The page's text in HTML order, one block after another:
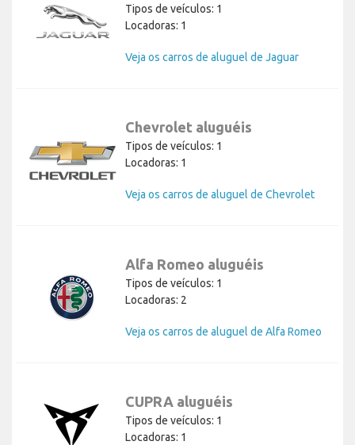
Tipos de veículos: 1
Locadoras: 1
Veja os carros de aluguel de Jaguar
Chevrolet aluguéis
Tipos de veículos: 1
Locadoras: 1
Veja os carros de aluguel de Chevrolet
Alfa Romeo aluguéis
Tipos de veículos: 1
Locadoras: 2
Veja os carros de aluguel de Alfa Romeo
CUPRA aluguéis
Tipos de veículos: 1
Locadoras: 1